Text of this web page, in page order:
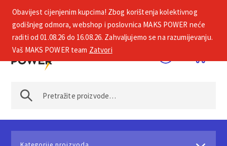
+385 1 2002 575
Obavijest cijenjenim kupcima! Zbog korištenja kolektivnog
godišnjeg odmora, webshop i poslovnica MAKS POWER neće
raditi od 01.08.26 do 16.08.26. Zahvaljujemo se na razumijevanju.
Vaš MAKS POWER team Zatvori